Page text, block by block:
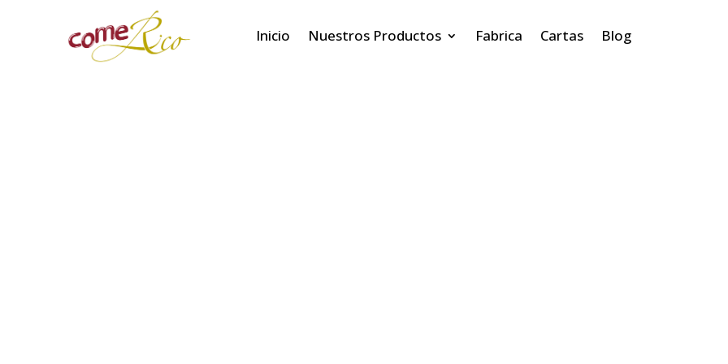
Inicio Nuestros Productos Fabrica Cartas Blog